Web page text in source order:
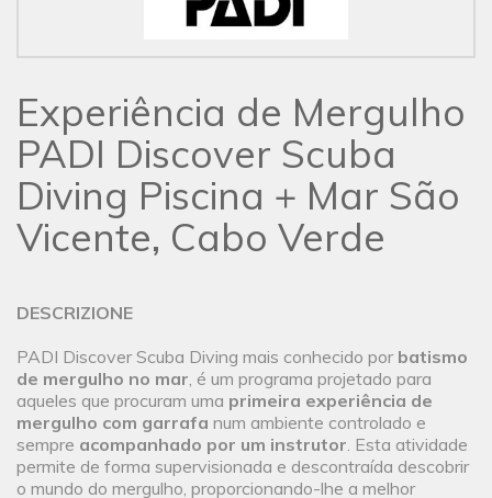
Experiência de Mergulho
PADI Discover Scuba
Diving Piscina + Mar São
Vicente, Cabo Verde
DESCRIZIONE
PADI Discover Scuba Diving mais conhecido por batismo
de mergulho no mar, é um programa projetado para
aqueles que procuram uma primeira experiência de
mergulho com garrafa num ambiente controlado e
sempre acompanhado por um instrutor. Esta atividade
permite de forma supervisionada e descontraída descobrir
o mundo do mergulho, proporcionando-lhe a melhor